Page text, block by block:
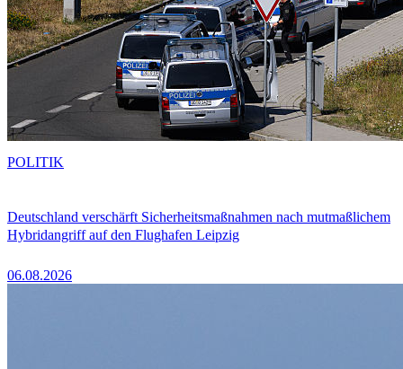
Deutschland verschärft Sicherheitsmaßnahmen nach mutmaßlichem
Hybridangriff auf den Flughafen Leipzig
06.08.2026
POLITIK